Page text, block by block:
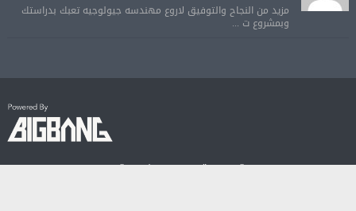
مزيد من النجاح والتوفيق لاروع مهندسه جيولوجيه تعبك بدراستك
وبمشروع ت ...
© جميع الحقوق محفوظة لصحيفة الجودة الالكترونية 2018